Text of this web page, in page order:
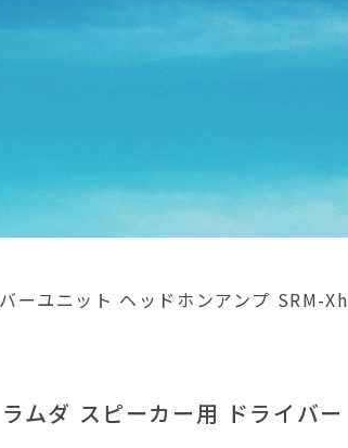
ーユニット ヘッドホンアンプ SRM-Xh
ムダ スピーカー用 ドライバー